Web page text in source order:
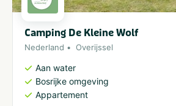
Camping De Kleine Wolf
Nederland Overijssel
Aan water
Bosrijke omgeving
Appartement